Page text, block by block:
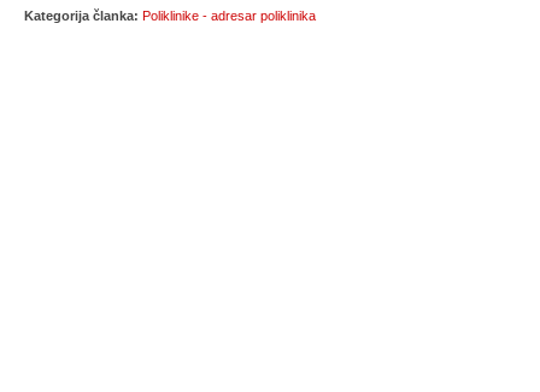
Kategorija članka: Poliklinike - adresar poliklinika